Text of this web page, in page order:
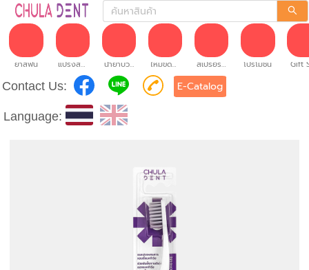
ยาสีฟัน แปรงสีฟัน น้ำยาบ้วนปาก ไหมขัดฟัน สเปรย์ระงับกลิ่นปาก โปรโมชั่น Gift
Contact Us: E-Catalog
Language: